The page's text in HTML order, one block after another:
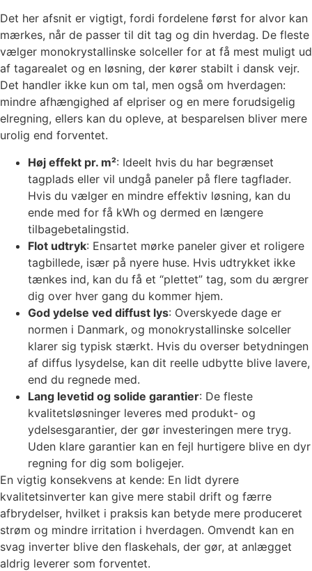
Det her afsnit er vigtigt, fordi fordelene først for alvor kan
mærkes, når de passer til dit tag og din hverdag. De fleste
vælger monokrystallinske solceller for at få mest muligt ud
af tagarealet og en løsning, der kører stabilt i dansk vejr.
Det handler ikke kun om tal, men også om hverdagen:
mindre afhængighed af elpriser og en mere forudsigelig
elregning, ellers kan du opleve, at besparelsen bliver mere
urolig end forventet.
Høj effekt pr. m²: Ideelt hvis du har begrænset
tagplads eller vil undgå paneler på flere tagflader.
Hvis du vælger en mindre effektiv løsning, kan du
ende med for få kWh og dermed en længere
tilbagebetalingstid.
Flot udtryk: Ensartet mørke paneler giver et roligere
tagbillede, især på nyere huse. Hvis udtrykket ikke
tænkes ind, kan du få et “plettet” tag, som du ærgrer
dig over hver gang du kommer hjem.
God ydelse ved diffust lys: Overskyede dage er
normen i Danmark, og monokrystallinske solceller
klarer sig typisk stærkt. Hvis du overser betydningen
af diffus lysydelse, kan dit reelle udbytte blive lavere,
end du regnede med.
Lang levetid og solide garantier: De fleste
kvalitetsløsninger leveres med produkt- og
ydelsesgarantier, der gør investeringen mere tryg.
Uden klare garantier kan en fejl hurtigere blive en dyr
regning for dig som boligejer.
En vigtig konsekvens at kende: En lidt dyrere
kvalitetsinverter kan give mere stabil drift og færre
afbrydelser, hvilket i praksis kan betyde mere produceret
strøm og mindre irritation i hverdagen. Omvendt kan en
svag inverter blive den flaskehals, der gør, at anlægget
aldrig leverer som forventet.